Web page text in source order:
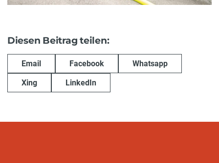
Diesen Beitrag teilen:
Email Facebook Whatsapp
Xing LinkedIn